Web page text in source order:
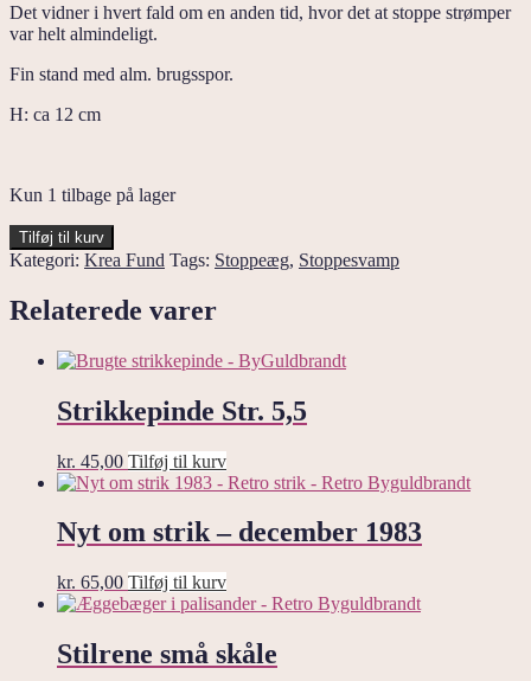
Det vidner i hvert fald om en anden tid, hvor det at stoppe strømper
var helt almindeligt.
Fin stand med alm. brugsspor.
H: ca 12 cm
Kun 1 tilbage på lager
Stoppesvamp
med
antal
Tilføj til kurv
Kategori: Krea Fund Tags: Stoppeæg, Stoppesvamp
Relaterede varer
Strikkepinde Str. 5,5
kr. 45,00 Tilføj til kurv
Nyt om strik – december 1983
kr. 65,00 Tilføj til kurv
Stilrene små skåle